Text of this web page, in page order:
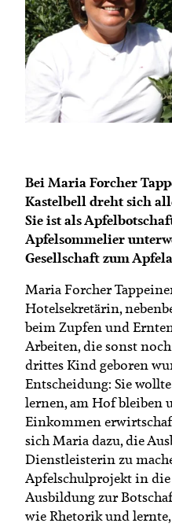
Mitgliedschaft
Landessekretariat
Bäuerliche Buffets
Hofgeschichten
Bei Maria Forcher
Kastelbell dreht sich
Sie ist als
Apfelsommelier
Gesellschaft zum
Maria Forcher
Hotelsekretärin,
beim Zupfen und
Arbeiten, die sonst
drittes Kind geboren
Entscheidung: Sie
lernen, am Hof bleiben
Einkommen
sich Maria dazu, die
Dienstleisterin zu
Apfelschulprojekt in die
Ausbildung zur
wie Rhetorik und